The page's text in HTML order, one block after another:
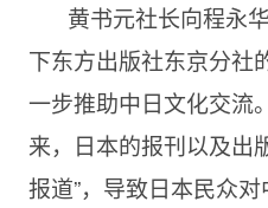
黄书元社长向程永
下东方出版社东京分社
一步推助中日文化交流
来，日本的报刊以及出
报道”，导致日本民众对